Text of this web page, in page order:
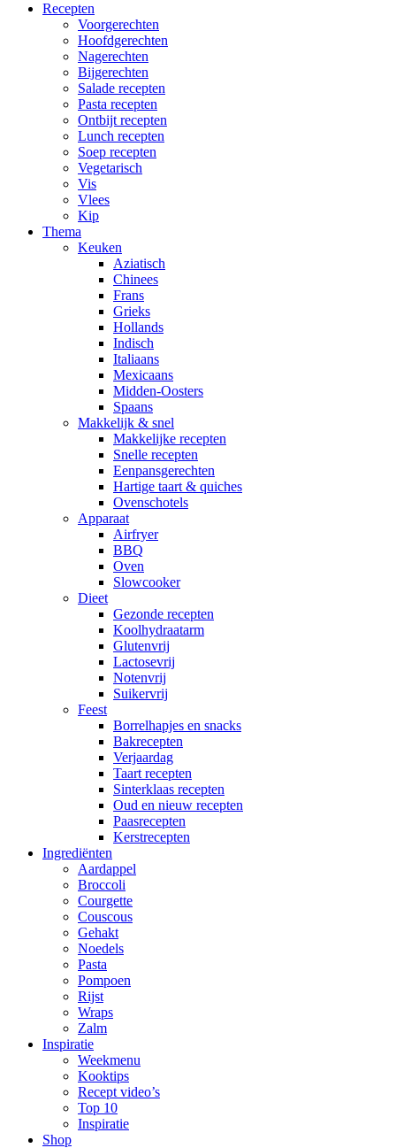
Recepten
Voorgerechten
Hoofdgerechten
Nagerechten
Bijgerechten
Salade recepten
Pasta recepten
Ontbijt recepten
Lunch recepten
Soep recepten
Vegetarisch
Vis
Vlees
Kip
Thema
Keuken
Aziatisch
Chinees
Frans
Grieks
Hollands
Indisch
Italiaans
Mexicaans
Midden-Oosters
Spaans
Makkelijk & snel
Makkelijke recepten
Snelle recepten
Eenpansgerechten
Hartige taart & quiches
Ovenschotels
Apparaat
Airfryer
BBQ
Oven
Slowcooker
Dieet
Gezonde recepten
Koolhydraatarm
Glutenvrij
Lactosevrij
Notenvrij
Suikervrij
Feest
Borrelhapjes en snacks
Bakrecepten
Verjaardag
Taart recepten
Sinterklaas recepten
Oud en nieuw recepten
Paasrecepten
Kerstrecepten
Ingrediënten
Aardappel
Broccoli
Courgette
Couscous
Gehakt
Noedels
Pasta
Pompoen
Rijst
Wraps
Zalm
Inspiratie
Weekmenu
Kooktips
Recept video’s
Top 10
Inspiratie
Shop